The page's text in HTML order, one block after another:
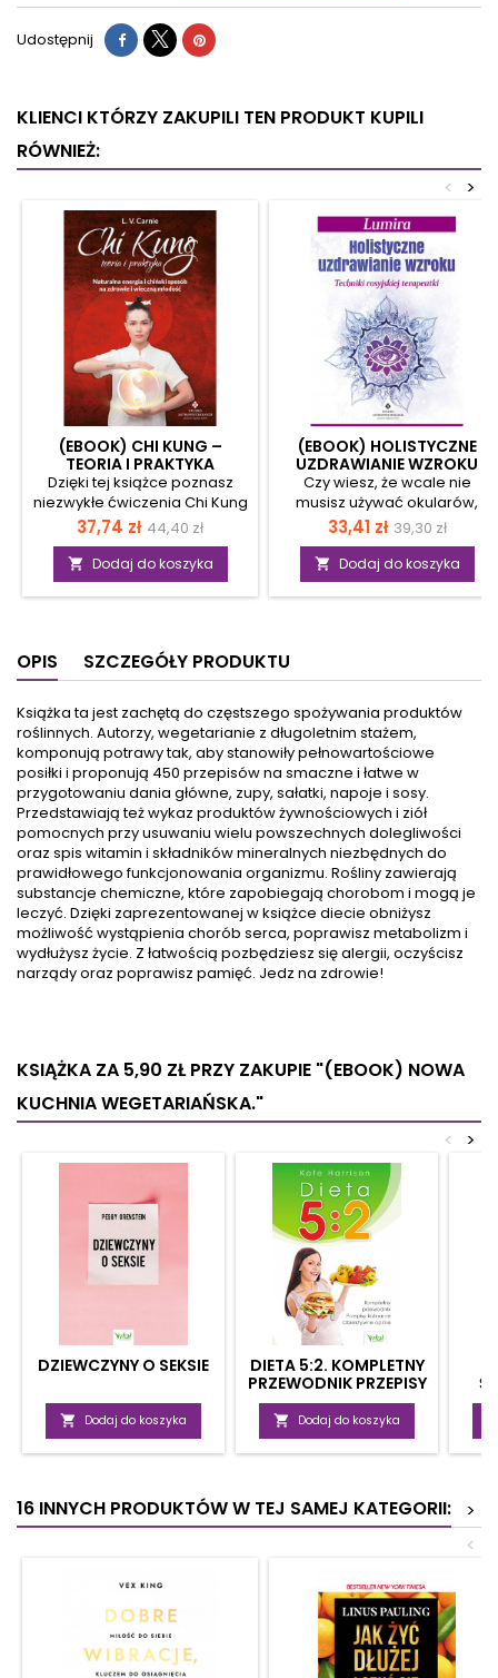
Udostępnij
KLIENCI KTÓRZY ZAKUPILI TEN PRODUKT KUPILI
RÓWNIEŻ:
>
<
(EBOOK) CHI KUNG –
TEORIA I PRAKTYKA
Dzięki tej książce poznasz
niezwykłe ćwiczenia Chi Kung
i nauczysz się je
samodzielnie wykonywać.
Stosując tę prostą formę
aktywności fizycznej, nie tylko
odkryjesz doskonały sposób
energię, złagodzisz ból
mięśni i stawów, wzmocnisz
odporność, poprawisz
kondycję i polepszysz ogólny
stan swojego zdrowia.
Opisane w książce techniki
uzdrawiające, które
wywodzą się z Tradycyjnej
Medycyny Chińskiej, nie są
trudne, więc będziesz je
praktykował bez...
Cena
37,74 zł Cena
podstawowa
44,40 zł
 Dodaj do koszyka
(EBOOK) HOLISTYCZNE
UZDRAWIANIE WZROKU
Czy wiesz, że wcale nie
musisz używać okularów,
żeby lepiej widzieć?
Wystarczy skorzystać z
dobrodziejstw holistycznego
uzdrawiania wzroku. Dzięki tej
książce poznasz proste
naturalną, które sprawdzą się
w przypadku takich chorób i
schorzeń, jak: krótko- i
dalekowzroczność,
starczowzroczność, jaskra,
zwyrodnienie plamki żółtej
czy astygmatyzm. Okazuje
się, że odpowiedź na pytanie
– jak poprawić wzrok – kryje
uzdrawianie holistyczne z
elementami...
Cena
33,41 zł Cena
39,30 zł
 Dodaj do koszyka
OPIS SZCZEGÓŁY PRODUKTU
Książka ta jest zachętą do częstszego spożywania produktów
roślinnych. Autorzy, wegetarianie z długoletnim stażem,
komponują potrawy tak, aby stanowiły pełnowartościowe
posiłki i proponują 450 przepisów na smaczne i łatwe w
przygotowaniu dania główne, zupy, sałatki, napoje i sosy.
Przedstawiają też wykaz produktów żywnościowych i ziół
pomocnych przy usuwaniu wielu powszechnych dolegliwości
oraz spis witamin i składników mineralnych niezbędnych do
prawidłowego funkcjonowania organizmu. Rośliny zawierają
substancje chemiczne, które zapobiegają chorobom i mogą je
leczyć. Dzięki zaprezentowanej w książce diecie obniżysz
możliwość wystąpienia chorób serca, poprawisz metabolizm i
wydłużysz życie. Z łatwością pozbędziesz się alergii, oczyścisz
narządy oraz poprawisz pamięć. Jedz na zdrowie!
KSIĄŻKA ZA 5,90 ZŁPRZY ZAKUPIE "(EBOOK) NOWA
KUCHNIA WEGETARIAŃSKA."
>
<
DZIEWCZYNY O SEKSIE
 Dodaj do koszyka
DIETA 5:2. KOMPLETNY
PRZEWODNIK PRZEPISY
KULINARNE,
OBIEKTYWNE OPINIE
 Dodaj do koszyka
16 INNYCH PRODUKTÓW W TEJ SAMEJ KATEGORII:
>
<